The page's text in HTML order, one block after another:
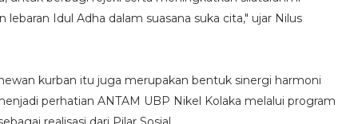
Idul Adha dalam suasana suka cita," ujar Nilus
kurban itu juga merupakan bentuk sinergi harmoni
perhatian ANTAM UBP Nikel Kolaka melalui program